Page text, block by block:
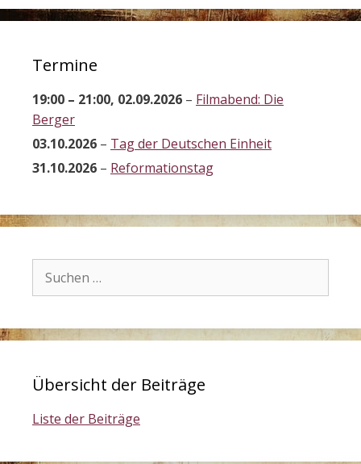
Termine
19:00 – 21:00, 02.09.2026 – Filmabend: Die
Berger
03.10.2026 – Tag der Deutschen Einheit
31.10.2026 – Reformationstag
nach:
Übersicht der Beiträge
Liste der Beiträge